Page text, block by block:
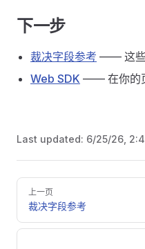
下一步
裁决字段参考 —— 这些
Web SDK —— 在你的
Last updated: 6/25/26,
Pager
上一页
裁决字段参考